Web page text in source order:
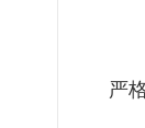
严